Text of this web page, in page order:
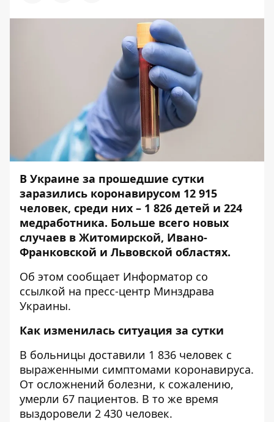
В Украине за прошедшие сутки
заразились коронавирусом 12 915
человек, среди них – 1 826 детей и 224
медработника. Больше всего новых
случаев в Житомирской, Ивано-
Франковской и Львовской областях.
Об этом сообщает Информатор со
ссылкой на пресс-центр Минздрава
Украины.
Как изменилась ситуация за сутки
В больницы доставили 1 836 человек с
выраженными симптомами коронавируса.
От осложнений болезни, к сожалению,
умерли 67 пациентов. В то же время
выздоровели 2 430 человек.